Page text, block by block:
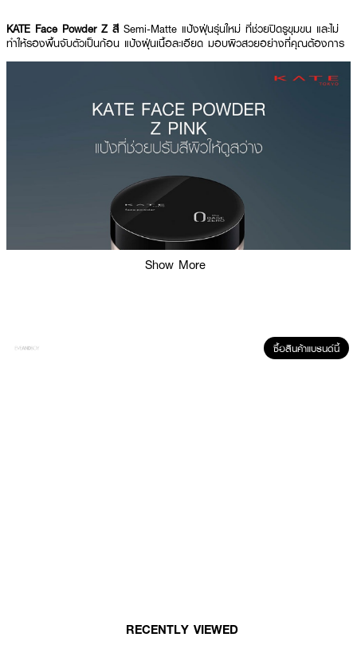
KATE Face Powder Z สี Semi-Matte แป้งฝุ่นรุ่นใหม่ ที่ช่วยปิดรูขุมขน และไม่
ทำให้รองพื้นจับตัวเป็นก้อน แป้งฝุ่นเนื้อละเอียด มอบผิวสวยอย่างที่คุณต้องการ
Show More
ซื้อสินค้าแบรนด์นี้
RECENTLY VIEWED